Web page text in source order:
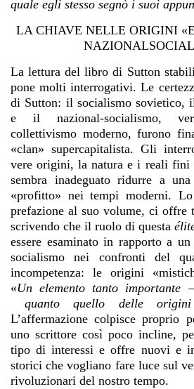
quale egli stesso segnò i suoi
LA CHIAVE NELLE ORIGINI
La lettura del libro di Sutton
pone molti interrogativi. Le
di Sutton: il socialismo sovietico,
e il nazional-socialismo,
collettivismo moderno, furono
«clan» supercapitalista. Gli
vere origini, la natura e i reali fini
sembra inadeguato ridurre a
«profitto» nei tempi moderni.
prefazione al suo volume, ci offre
scrivendo che il ruolo di questa
essere esaminato in rapporto a
socialismo nei confronti del
incompetenza: le origini
«Un elemento tanto importante
quanto quello delle origini
L’affermazione colpisce proprio
uno scrittore così poco incline,
tipo di interessi e offre nuovi e
storici che vogliano fare luce sul
rivoluzionari del nostro tempo.